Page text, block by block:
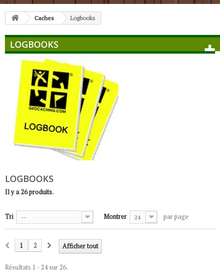
Caches Logbooks
LOGBOOKS
LOGBOOKS
Il y a 26 produits.
Tri -- Montrer 24 par page
Afficher tout
1 2
Résultats 1 - 24 sur 26.